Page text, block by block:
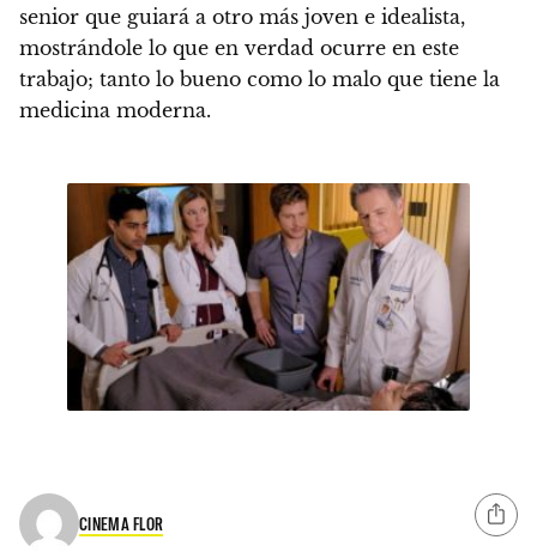
senior que guiará a otro más joven e idealista,
mostrándole lo que en verdad ocurre en este
trabajo; tanto lo bueno como lo malo que tiene la
medicina moderna.
CINEMA FLOR